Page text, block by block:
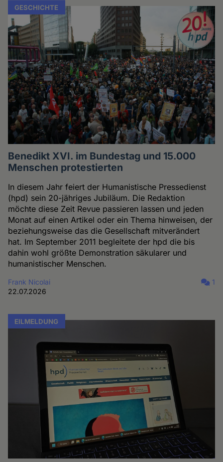
GESCHICHTE
Benedikt XVI. im Bundestag und 15.000
Menschen protestierten
In diesem Jahr feiert der Humanistische Pressedienst
(hpd) sein 20-jähriges Jubiläum. Die Redaktion
möchte diese Zeit Revue passieren lassen und jeden
Monat auf einen Artikel oder ein Thema hinweisen, der
beziehungsweise das die Gesellschaft mitverändert
hat. Im September 2011 begleitete der hpd die bis
dahin wohl größte Demonstration säkularer und
humanistischer Menschen.
Frank Nicolai
22.07.2026
1
EILMELDUNG